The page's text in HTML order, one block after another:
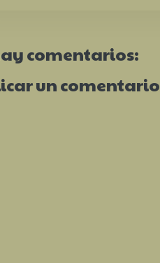
comentarios:
un comentario